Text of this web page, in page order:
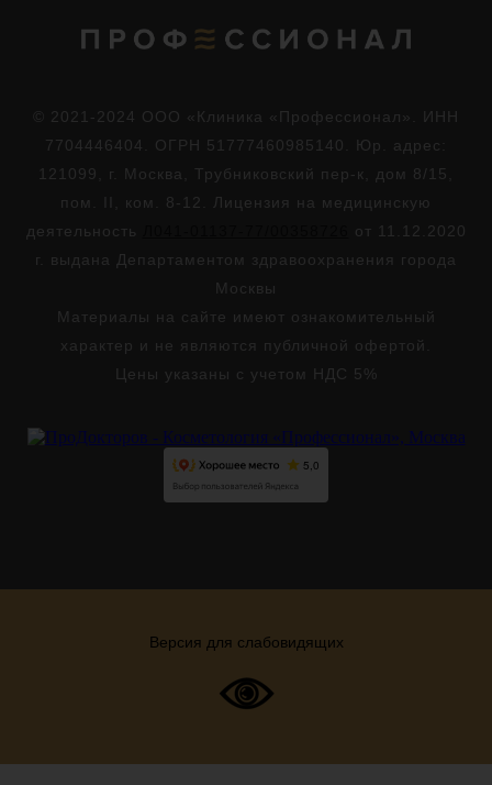
© 2021-2024 ООО «Клиника «Профессионал». ИНН
7704446404. ОГРН 51777460985140. Юр. адрес:
121099, г. Москва, Трубниковский пер-к, дом 8/15,
пом. II, ком. 8-12. Лицензия на медицинскую
деятельность
от 11.12.2020
г. выдана Департаментом здравоохранения города
Москвы
Материалы на сайте имеют ознакомительный
характер и не являются публичной офертой.
Цены указаны с учетом НДС 5%
Версия для слабовидящих